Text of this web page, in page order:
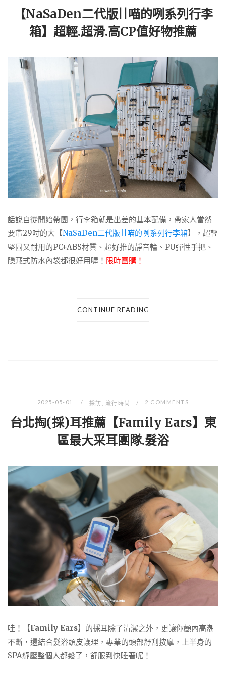
【NaSaDen二代版||喵的咧系列行李
箱】超輕.超滑.高CP值好物推薦
話說自從開始帶團，行李箱就是出差的基本配備，帶家人當然
要帶29吋的大【NaSaDen二代版||喵的咧系列行李箱】，超輕
堅固又耐用的PC+ABS材質、超好推的靜音輪、PU彈性手把、
隱藏式防水內袋都很好用喔！ 限時團購！
CONTINUE READING
2025-05-01 採訪 流行時尚 2 COMMENTS
台北掏(採)耳推薦【Family Ears】東
區最大采耳團隊.髮浴
哇！【Family Ears】的採耳除了清潔之外，更讓你顱內高潮
不斷，還結合髮浴頭皮護理，專業的頭部舒刮按摩，上半身的
SPA紓壓整個人都鬆了，舒服到快睡著呢！